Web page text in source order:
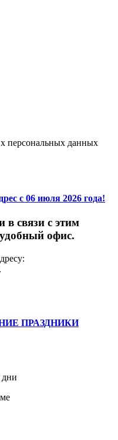
персональных данных
с 06 июля 2026 года!
в связи с этим
удобный офис.
.
ПРАЗДНИКИ
дни